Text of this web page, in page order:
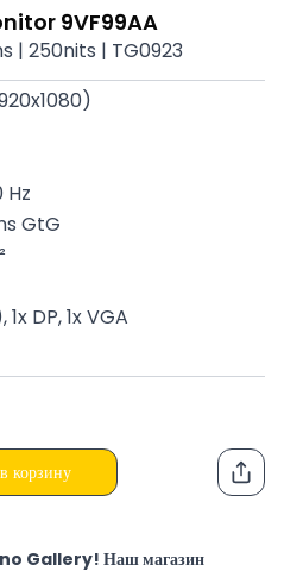
9VF99AA
| 250nits | TG0923
Hz
GtG
1x DP, 1x VGA
корзину
Gallery! Наш магазин